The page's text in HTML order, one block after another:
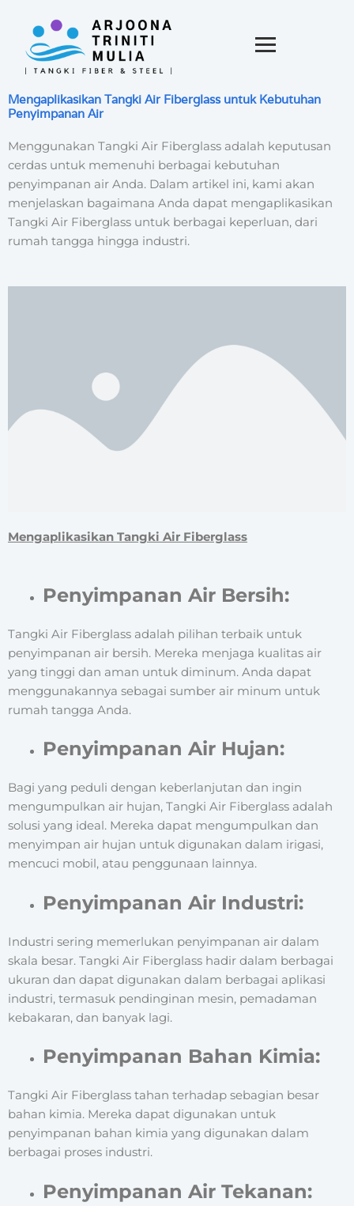
Mengaplikasikan Tangki Air Fiberglass untuk Kebutuhan
Penyimpanan Air
Menggunakan Tangki Air Fiberglass adalah keputusan
cerdas untuk memenuhi berbagai kebutuhan
penyimpanan air Anda. Dalam artikel ini, kami akan
menjelaskan bagaimana Anda dapat mengaplikasikan
Tangki Air Fiberglass untuk berbagai keperluan, dari
rumah tangga hingga industri.
Mengaplikasikan Tangki Air Fiberglass
Penyimpanan Air Bersih:
Tangki Air Fiberglass adalah pilihan terbaik untuk
penyimpanan air bersih. Mereka menjaga kualitas air
yang tinggi dan aman untuk diminum. Anda dapat
menggunakannya sebagai sumber air minum untuk
rumah tangga Anda.
Penyimpanan Air Hujan:
Bagi yang peduli dengan keberlanjutan dan ingin
mengumpulkan air hujan, Tangki Air Fiberglass adalah
solusi yang ideal. Mereka dapat mengumpulkan dan
menyimpan air hujan untuk digunakan dalam irigasi,
mencuci mobil, atau penggunaan lainnya.
Penyimpanan Air Industri:
Industri sering memerlukan penyimpanan air dalam
skala besar. Tangki Air Fiberglass hadir dalam berbagai
ukuran dan dapat digunakan dalam berbagai aplikasi
industri, termasuk pendinginan mesin, pemadaman
kebakaran, dan banyak lagi.
Penyimpanan Bahan Kimia:
Tangki Air Fiberglass tahan terhadap sebagian besar
bahan kimia. Mereka dapat digunakan untuk
penyimpanan bahan kimia yang digunakan dalam
berbagai proses industri.
Penyimpanan Air Tekanan: